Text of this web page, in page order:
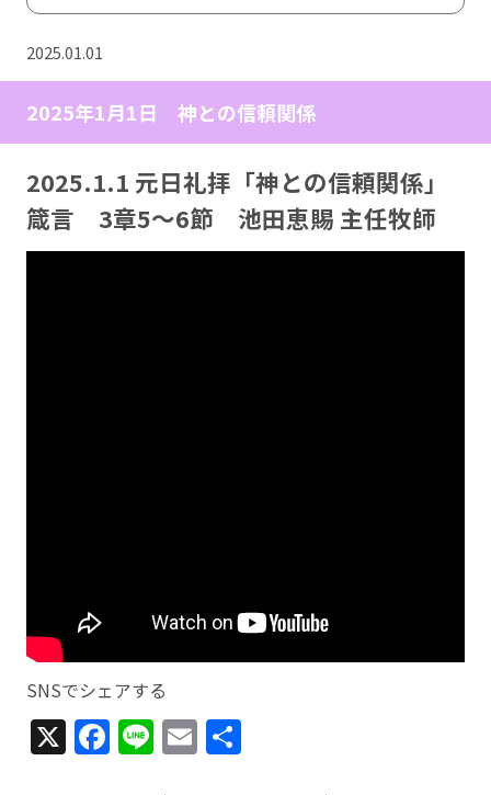
2025.01.01
2025年1月1日 神との信頼関係
2025.1.1 元日礼拝「神との信頼関係」
箴言 3章5〜6節 池田恵賜 主任牧師
SNSでシェアする
X Facebook
LineEmail
共